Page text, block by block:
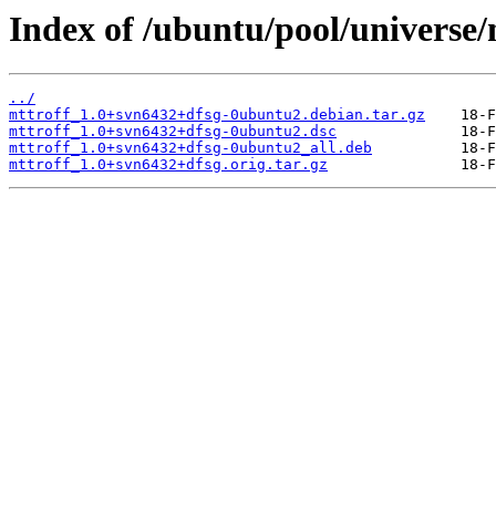
Index of /ubuntu/pool/
../
mttroff_1.0+svn6432+dfsg-0ubuntu2.debian.tar.gz
mttroff_1.0+svn6432+dfsg-0ubuntu2.dsc
mttroff_1.0+svn6432+dfsg-0ubuntu2_all.deb
mttroff_1.0+svn6432+dfsg.orig.tar.gz